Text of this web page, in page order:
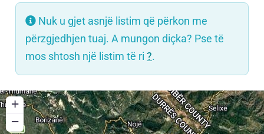
Nuk u gjet asnjë listim që përkon me
përzgjedhjen tuaj. A mungon diçka? Pse të
mos shtosh një listim të ri ?.
+
−